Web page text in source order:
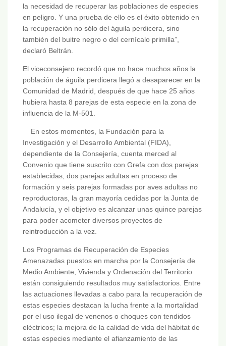
la necesidad de recuperar las poblaciones de especies
en peligro. Y una prueba de ello es el éxito obtenido en
la recuperación no sólo del águila perdicera, sino
también del buitre negro o del cernícalo primilla”,
declaró Beltrán.
El viceconsejero recordó que no hace muchos años la
población de águila perdicera llegó a desaparecer en la
Comunidad de Madrid, después de que hace 25 años
hubiera hasta 8 parejas de esta especie en la zona de
influencia de la M-501.
En estos momentos, la Fundación para la
Investigación y el Desarrollo Ambiental (FIDA),
dependiente de la Consejería, cuenta merced al
Convenio que tiene suscrito con Grefa con dos parejas
establecidas, dos parejas adultas en proceso de
formación y seis parejas formadas por aves adultas no
reproductoras, la gran mayoría cedidas por la Junta de
Andalucía, y el objetivo es alcanzar unas quince parejas
para poder acometer diversos proyectos de
reintroducción a la vez.
Los Programas de Recuperación de Especies
Amenazadas puestos en marcha por la Consejería de
Medio Ambiente, Vivienda y Ordenación del Territorio
están consiguiendo resultados muy satisfactorios. Entre
las actuaciones llevadas a cabo para la recuperación de
estas especies destacan la lucha frente a la mortalidad
por el uso ilegal de venenos o choques con tendidos
eléctricos; la mejora de la calidad de vida del hábitat de
estas especies mediante el afianzamiento de las